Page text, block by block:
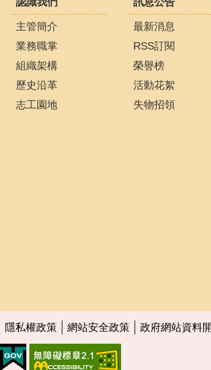
主管簡介
業務職掌
組織架構
歷史沿革
志工園地
最新消息
RSS訂閱
榮譽榜
活動花絮
失物招領
隱私權政策 網站安全政策 政府網站資料